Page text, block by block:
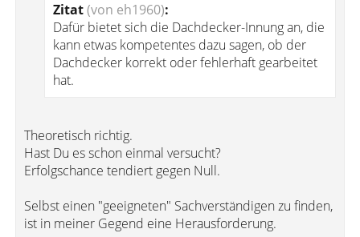
Zitat(von eh1960):
Dafür bietet sich die Dachdecker-Innung an, die
kann etwas kompetentes dazu sagen, ob der
Dachdecker korrekt oder fehlerhaft gearbeitet
hat.
Theoretisch richtig.
Hast Du es schon einmal versucht?
Erfolgschance tendiert gegen Null.
Selbst einen "geeigneten" Sachverständigen zu finden,
ist in meiner Gegend eine Herausforderung.